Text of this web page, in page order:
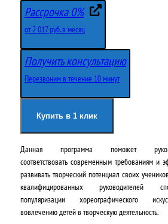
р
в
о
ч
а
л
ь
н
е
к
у
щ
я
ц
е
н
а
:
Рассрочка 0%
от 2 017 руб. в месяц
Получить консультацию
Перезвоним в течение 10 минут
Купить в 1 клик
Данная программа поможет
соответствовать современным требованиям и
развивать творческий потенциал своих
квалифицированных руководителей
популяризации хореографического
вовлечению детей в творческую деятельность.